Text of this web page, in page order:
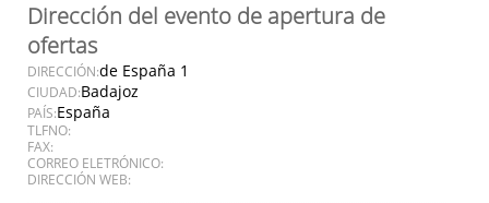
Dirección del evento de apertura de
ofertas
DIRECCIÓN:de España 1
CIUDAD:Badajoz
PAÍS:España
TLFNO:
FAX:
CORREO ELETRÓNICO:
DIRECCIÓN WEB: